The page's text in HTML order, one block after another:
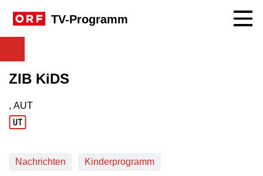
TV-Programm
ZIB KiDS
Produktionsland: AUT
, AUT
Nachrichten Kinderprogramm